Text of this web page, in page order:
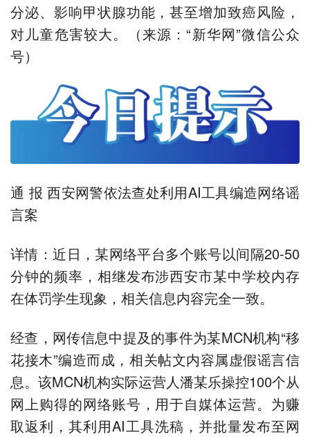
分泌、影响甲状腺功能，甚至增加致癌风险，
对儿童危害较大。（来源：“新华网”微信公众
号）
通 报 西安网警依法查处利用AI工具编造网络谣
言案
详情：近日，某网络平台多个账号以间隔20-50
分钟的频率，相继发布涉西安市某中学校内存
在体罚学生现象，相关信息内容完全一致。
经查，网传信息中提及的事件为某MCN机构“移
花接木”编造而成，相关帖文内容属虚假谣言信
息。该MCN机构实际运营人潘某乐操控100个从
网上购得的网络账号，用于自媒体运营。为赚
取返利，其利用AI工具洗稿，并批量发布至网